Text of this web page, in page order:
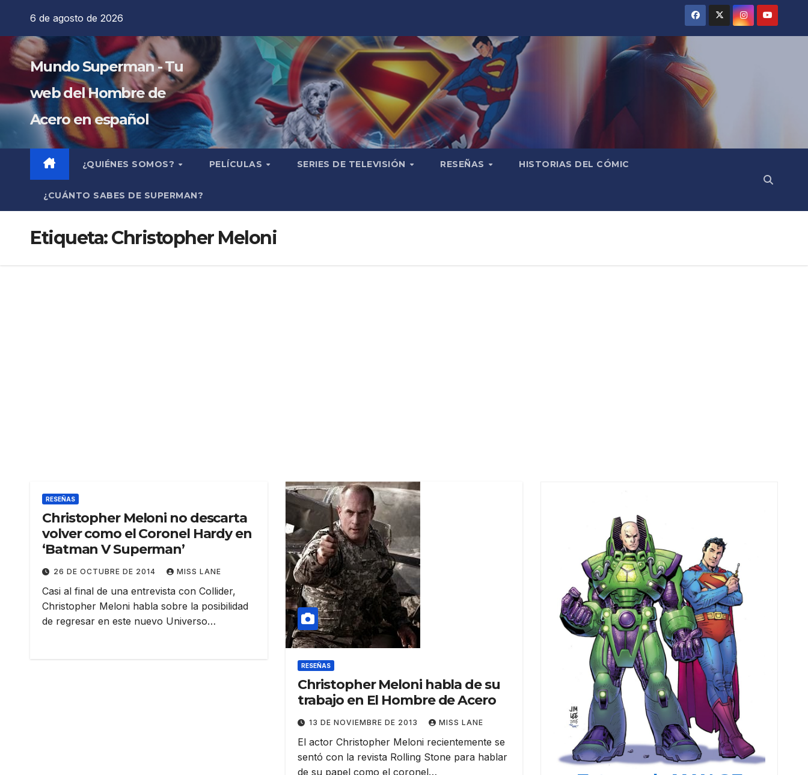
contenido
6 de agosto de 2026
Mundo Superman - Tu
web del Hombre de
Acero en español
¿QUIÉNES SOMOS? PELÍCULAS SERIES DE TELEVISIÓN RESEÑAS HISTORIAS DEL CÓMIC
¿CUÁNTO SABES DE SUPERMAN?
Etiqueta:Christopher Meloni
RESEÑAS
Christopher Meloni no descarta
volver como el Coronel Hardy en
‘Batman V Superman’
26 DE OCTUBRE DE 2014 MISS LANE
Casi al final de una entrevista con Collider,
Christopher Meloni habla sobre la posibilidad
de regresar en este nuevo Universo…
RESEÑAS
Christopher Meloni habla de su
trabajo en El Hombre de Acero
13 DE NOVIEMBRE DE 2013 MISS LANE
El actor Christopher Meloni recientemente se
sentó con la revista Rolling Stone para hablar
de su papel como el coronel…